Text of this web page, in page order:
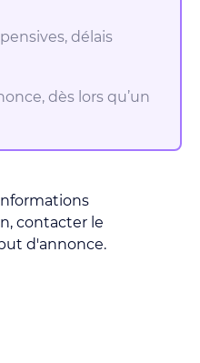
délais
dès lors qu’un
contacter le
d'annonce.